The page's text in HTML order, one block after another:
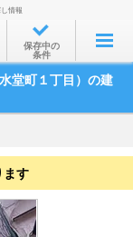
ら
情報
保存中の
条件
堂町１丁目）の建
ます